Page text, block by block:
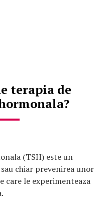
terapia de
(TSH) este un
chiar prevenirea unor
care le experimenteaza